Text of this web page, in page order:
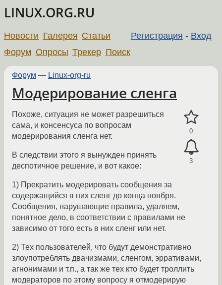
LINUX.ORG.RU
Регистрация - Вход
Новости Галерея Статьи
Форум Опросы Трекер Поиск
Форум — Linux-org-ru
Модерирование сленга
0
3
Похоже, ситуация не может разрешиться
сама, и консенсуса по вопросам
модерирования сленга нет.
В следствии этого я вынужден принять
деспотичное решение, и вот какое:
1) Прекратить модерировать сообщения за
содержащийся в них сленг до конца ноября.
Сообщения, нарушающие правила, удаляем,
понятное дело, в соответствии с правилами не
зависимо от того есть в них сленг или нет.
2) Тех пользователей, что будут демонстративно
злоупотреблять двачизмами, сленгом, эрративами,
агнонимами и т.п., а так же тех кто будет троллить
модераторов по этому вопросу я отмодерирую